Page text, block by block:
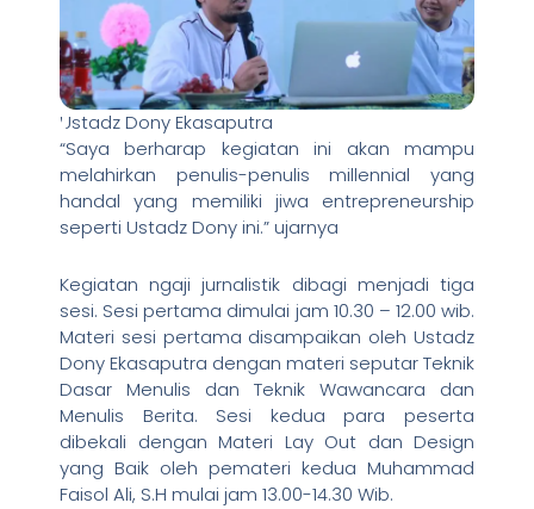
Ustadz Dony Ekasaputra
“Saya berharap kegiatan ini akan mampu
melahirkan penulis-penulis millennial yang
handal yang memiliki jiwa entrepreneurship
seperti Ustadz Dony ini.” ujarnya
Kegiatan ngaji jurnalistik dibagi menjadi tiga
sesi. Sesi pertama dimulai jam 10.30 – 12.00 wib.
Materi sesi pertama disampaikan oleh Ustadz
Dony Ekasaputra dengan materi seputar Teknik
Dasar Menulis dan Teknik Wawancara dan
Menulis Berita. Sesi kedua para peserta
dibekali dengan Materi Lay Out dan Design
yang Baik oleh pemateri kedua Muhammad
Faisol Ali, S.H mulai jam 13.00-14.30 Wib.